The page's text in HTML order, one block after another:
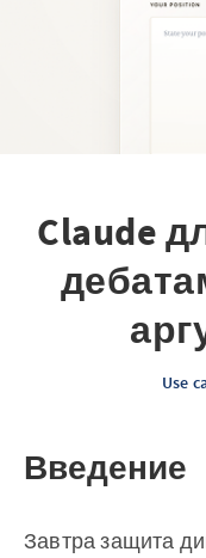
Claude
Use
Введение
Завтра защита